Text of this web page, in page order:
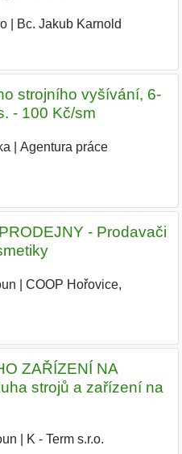
Bc. Jakub Karnold
strojního vyšívání, 6-
- 100 Kč/sm
Agentura práce
- Prodavači
COOP Hořovice,
ZAŘÍZENÍ NA
strojů a zařízení na
K - Term s.r.o.